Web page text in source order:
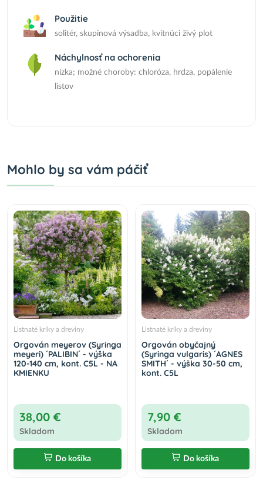
Použitie
solitér, skupinová výsadba, kvitnúci živý plot
Náchylnosť na ochorenia
nízka; možné choroby: chloróza, hrdza, popálenie
listov
Mohlo by sa vám páčiť
Listnaté kríky a dreviny
Orgován meyerov (Syringa
meyeri) ´PALIBIN´ - výška
120-140 cm, kont. C5L - NA
KMIENKU
38,00 €
Skladom
Do košíka
Listnaté kríky a dreviny
Orgován obyčajný
(Syringa vulgaris) ´AGNES
SMITH´ - výška 30-50 cm,
kont. C5L
7,90 €
Skladom
Do košíka